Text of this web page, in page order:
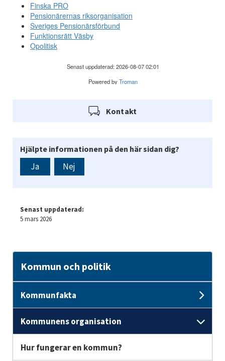
Kontakt
Hjälpte informationen på den här sidan dig?
Ja Nej
Senast uppdaterad:
5 mars 2026
Kommun och politik
Kommunfakta
Kommunens organisation
Hur fungerar en kommun?